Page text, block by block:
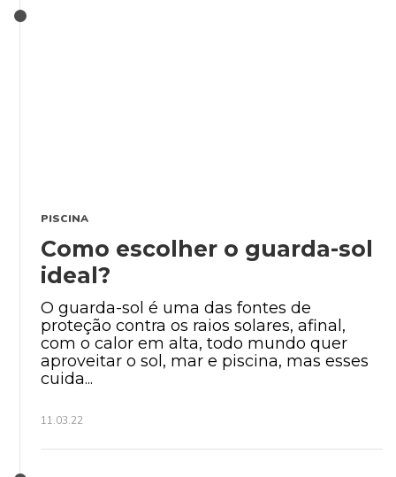
PISCINA
Como escolher o guarda-sol
ideal?
O guarda-sol é uma das fontes de
proteção contra os raios solares, afinal,
com o calor em alta, todo mundo quer
aproveitar o sol, mar e piscina, mas esses
cuida...
11.03.22